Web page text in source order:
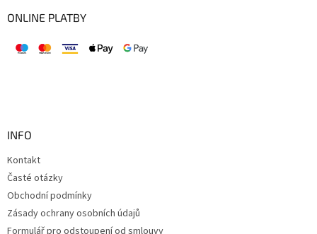
ONLINE PLATBY
INFO
Kontakt
Časté otázky
Obchodní podmínky
Zásady ochrany osobních údajů